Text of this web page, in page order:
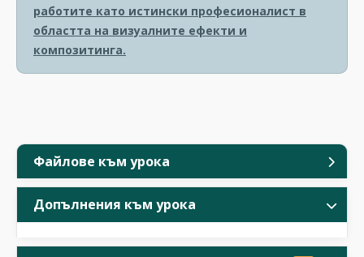
Файлове към урока
Допълнения към урока
работите като истински професионалист в
областта на визуалните ефекти и
композитинга.